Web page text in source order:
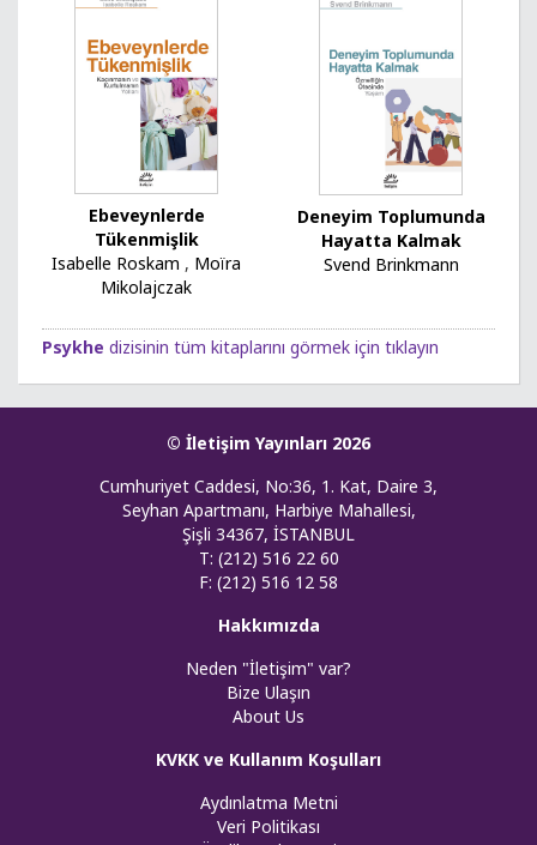
Ebeveynlerde
Tükenmişlik
Isabelle Roskam , Moïra
Mikolajczak
Deneyim Toplumunda
Hayatta Kalmak
Svend Brinkmann
Psykhe dizisinin tüm kitaplarını görmek için tıklayın
© İletişim Yayınları 2026
Cumhuriyet Caddesi, No:36, 1. Kat, Daire 3,
Seyhan Apartmanı, Harbiye Mahallesi,
Şişli 34367, İSTANBUL
T: (212) 516 22 60
F: (212) 516 12 58
Hakkımızda
Neden "İletişim" var?
Bize Ulaşın
About Us
KVKK ve Kullanım Koşulları
Aydınlatma Metni
Veri Politikası